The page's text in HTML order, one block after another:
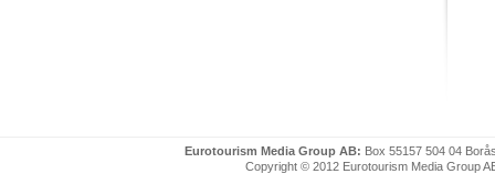
Eurotourism Media Group AB: Box 55157 504 04
Copyright © 2012 Eurotourism Media Group